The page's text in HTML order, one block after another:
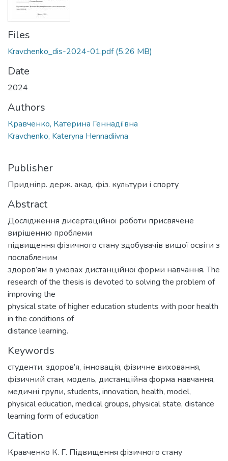
Files
Kravchenko_dis-2024-01.pdf(5.26 MB)
Date
2024
Authors
Кравченко, Катерина Геннадіївна
Kravchenko, Kateryna Hennadiivna
Publisher
Придніпр. держ. акад. фіз. культури і спорту
Abstract
Дослідження дисертаційної роботи присвячене
вирішенню проблеми
підвищення фізичного стану здобувачів вищої освіти з
послабленим
здоров’ям в умовах дистанційної форми навчання. The
research of the thesis is devoted to solving the problem of
improving the
physical state of higher education students with poor health
in the conditions of
distance learning.
Keywords
студенти, здоров’я, інновація, фізичне виховання,
фізичний стан, модель, дистанційна форма навчання,
медичні групи, students, innovation, health, model,
physical education, medical groups, physical state, distance
learning form of education
Citation
Кравченко К. Г. Підвищення фізичного стану